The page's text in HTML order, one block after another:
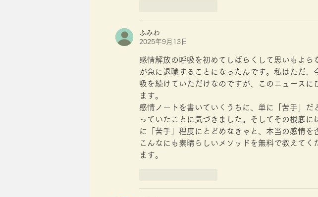
ふみわ
2025年9月13日
感情解放の呼吸を初めてしばらくして思いもよら
が急に退職することになったんです。私はただ
吸を続けていただけなのですが、このニュースに
ます。
感情ノートを書いていくうちに、単に「苦手」
っていたことに気づきました。そしてその根底
に「苦手」程度にとどめなきゃと、本当の感情を
こんなにも素晴らしいメソッドを無料で教えて
ます。